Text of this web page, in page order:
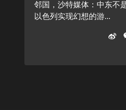
邻国，沙特媒体：中东不
以色列实现幻想的游...